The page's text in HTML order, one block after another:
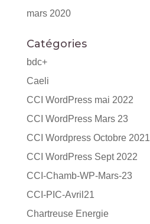
mars 2020
Catégories
bdc+
Caeli
CCI WordPress mai 2022
CCI WordPress Mars 23
CCI Wordpress Octobre 2021
CCI WordPress Sept 2022
CCI-Chamb-WP-Mars-23
CCI-PIC-Avril21
Chartreuse Energie